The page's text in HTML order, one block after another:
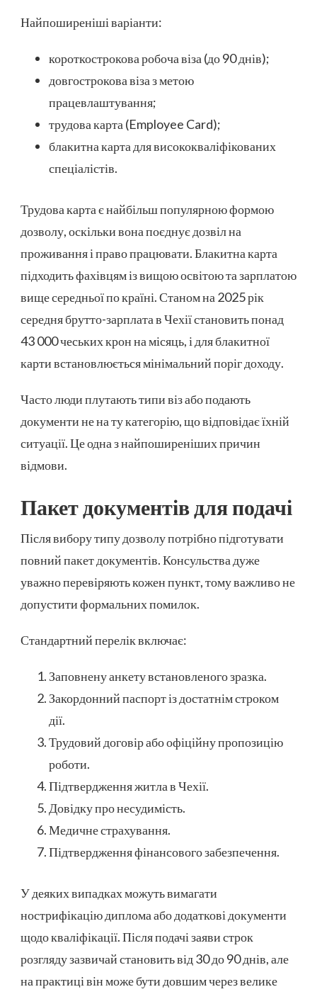
Найпоширеніші варіанти:
короткострокова робоча віза (до 90 днів);
довгострокова віза з метою
працевлаштування;
трудова карта (Employee Card);
блакитна карта для висококваліфікованих
спеціалістів.
Трудова карта є найбільш популярною формою
дозволу, оскільки вона поєднує дозвіл на
проживання і право працювати. Блакитна карта
підходить фахівцям із вищою освітою та зарплатою
вище середньої по країні. Станом на 2025 рік
середня брутто-зарплата в Чехії становить понад
43 000 чеських крон на місяць, і для блакитної
карти встановлюється мінімальний поріг доходу.
Часто люди плутають типи віз або подають
документи не на ту категорію, що відповідає їхній
ситуації. Це одна з найпоширеніших причин
відмови.
Пакет документів для подачі
Після вибору типу дозволу потрібно підготувати
повний пакет документів. Консульства дуже
уважно перевіряють кожен пункт, тому важливо не
допустити формальних помилок.
Стандартний перелік включає:
Заповнену анкету встановленого зразка.
Закордонний паспорт із достатнім строком
дії.
Трудовий договір або офіційну пропозицію
роботи.
Підтвердження житла в Чехії.
Довідку про несудимість.
Медичне страхування.
Підтвердження фінансового забезпечення.
У деяких випадках можуть вимагати
нострифікацію диплома або додаткові документи
щодо кваліфікації. Після подачі заяви строк
розгляду зазвичай становить від 30 до 90 днів, але
на практиці він може бути довшим через велике